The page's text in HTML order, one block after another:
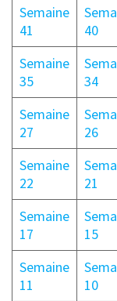
Semaine
41
40
Semaine
35
34
Semaine
27
26
Semaine
22
21
Semaine
17
15
Semaine
11
10